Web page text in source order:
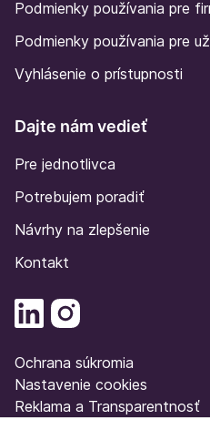
Podmienky používania pre
Podmienky používania pre
Vyhlásenie o prístupnosti
Dajte nám vedieť
Pre jednotlivca
Potrebujem poradiť
Návrhy na zlepšenie
Kontakt
Ochrana súkromia
Nastavenie cookies
Reklama a Transparentnosť